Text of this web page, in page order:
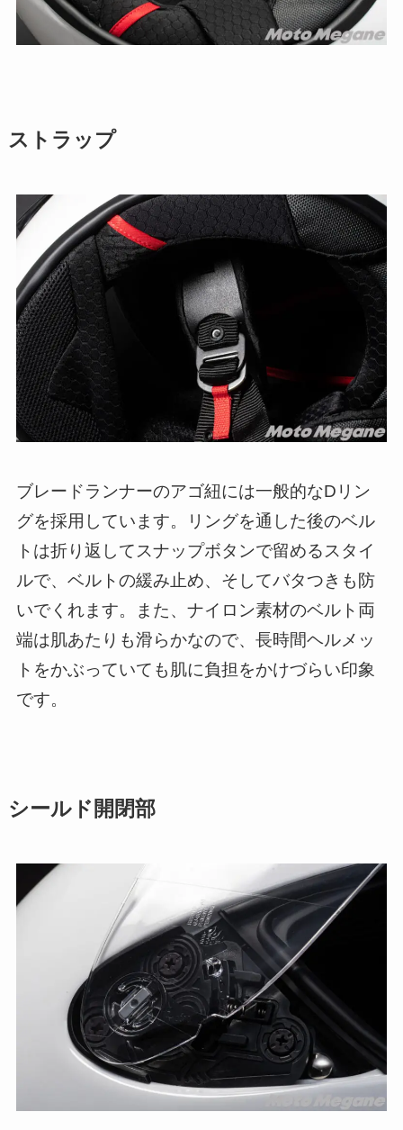
ストラップ
ブレードランナーのアゴ紐には一般的なDリン
グを採用しています。リングを通した後のベル
トは折り返してスナップボタンで留めるスタイ
ルで、ベルトの緩み止め、そしてバタつきも防
いでくれます。また、ナイロン素材のベルト両
端は肌あたりも滑らかなので、長時間ヘルメッ
トをかぶっていても肌に負担をかけづらい印象
です。
シールド開閉部